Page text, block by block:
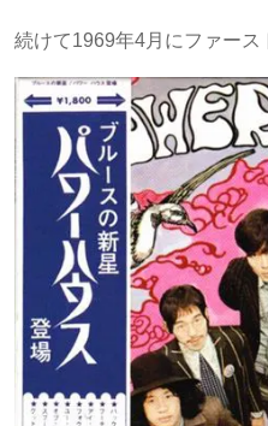
続けて1969年4月にファース